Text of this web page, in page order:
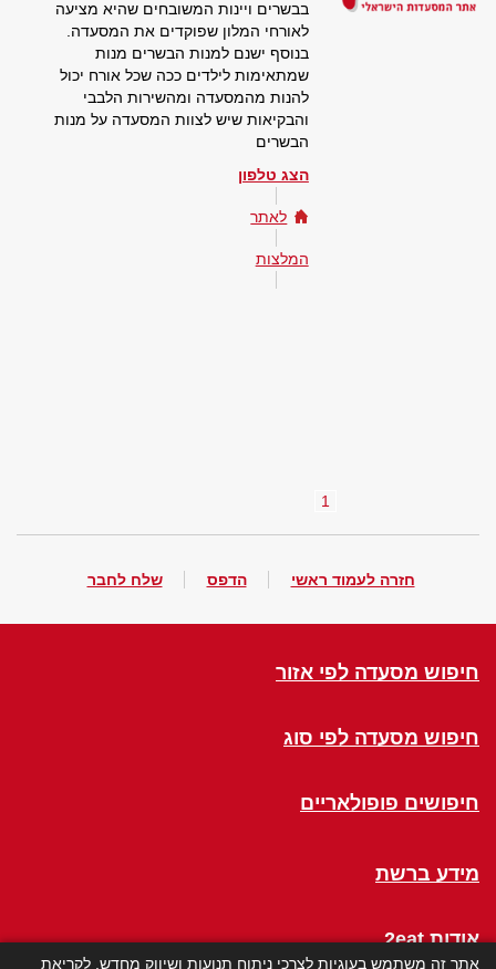
בבשרים ויינות המשובחים שהיא מציעה
לאורחי המלון שפוקדים את המסעדה.
בנוסף ישנם למנות הבשרים מנות
שמתאימות לילדים ככה שכל אורח יכול
להנות מהמסעדה ומהשירות הלבבי
והבקיאות שיש לצוות המסעדה על מנות
הבשרים
הצג טלפון
לאתר
המלצות
1
חזרה לעמוד ראשי הדפס שלח לחבר
חיפוש מסעדה לפי אזור
חיפוש מסעדה לפי סוג
חיפושים פופולאריים
מידע ברשת
אודות 2eat
אתר זה משתמש בעוגיות לצרכי ניתוח תנועות ושיווק מחדש. לקריאת